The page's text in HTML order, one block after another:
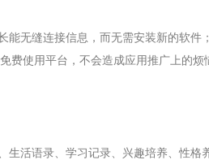
能无缝连接信息，而无需安装新的软
费使用平台，不会造成应用推广上的烦
生活语录、学习记录、兴趣培养、性格